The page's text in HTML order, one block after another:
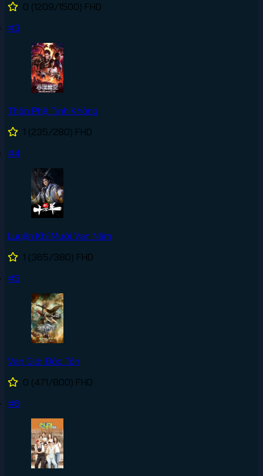
0 (1209/1500) FHD
#3
Thôn Phệ Tinh Không
1 (235/280) FHD
#4
Luyện Khí Mười Vạn Năm
1 (365/380) FHD
#5
Vạn Giới Độc Tôn
0 (471/800) FHD
#6